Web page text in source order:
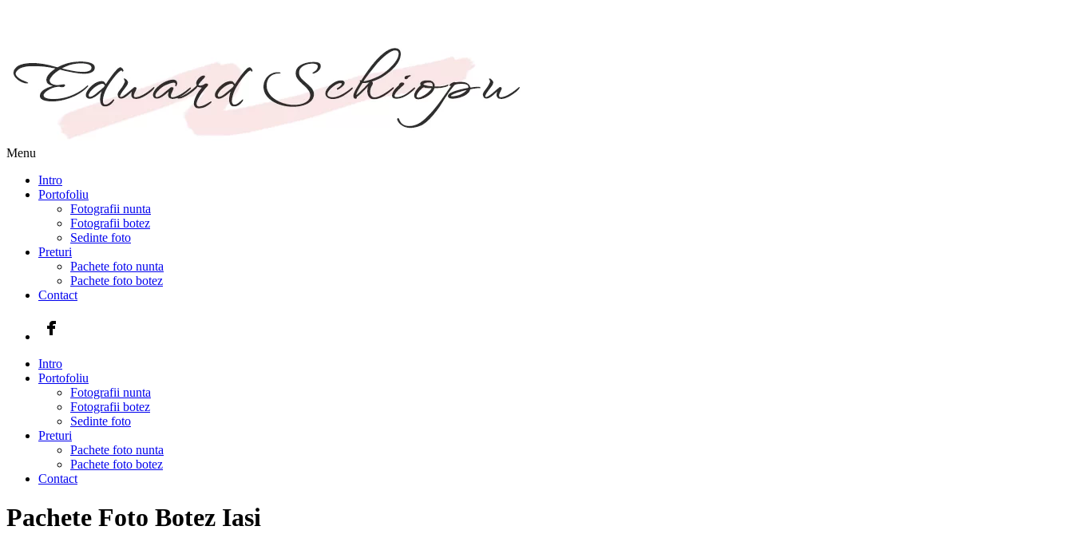
Menu
Intro
Portofoliu
Fotografii nunta
Fotografii botez
Sedinte foto
Preturi
Pachete foto nunta
Pachete foto botez
Contact
Intro
Portofoliu
Fotografii nunta
Fotografii botez
Sedinte foto
Preturi
Pachete foto nunta
Pachete foto botez
Contact
Pachete Foto Botez Iasi